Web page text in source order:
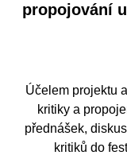
propojování
Účelem projektu
kritiky a
přednášek,
kritiků do